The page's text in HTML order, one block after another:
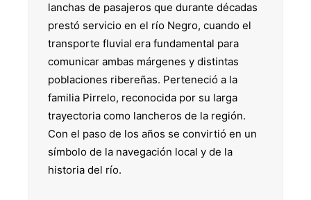
lanchas de pasajeros que durante décadas
prestó servicio en el río Negro, cuando el
transporte fluvial era fundamental para
comunicar ambas márgenes y distintas
poblaciones ribereñas. Perteneció a la
familia Pirrelo, reconocida por su larga
trayectoria como lancheros de la región.
Con el paso de los años se convirtió en un
símbolo de la navegación local y de la
historia del río.